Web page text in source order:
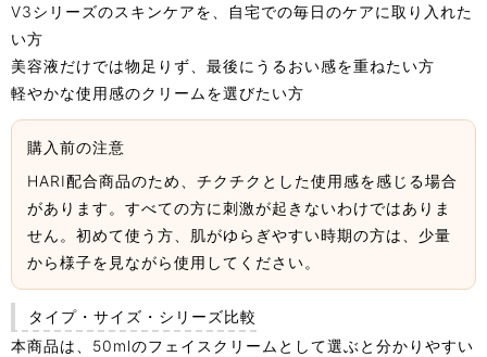
V3シリーズのスキンケアを、自宅での毎日のケアに取り入れた
い方
美容液だけでは物足りず、最後にうるおい感を重ねたい方
軽やかな使用感のクリームを選びたい方
購入前の注意
HARI配合商品のため、チクチクとした使用感を感じる場合
があります。すべての方に刺激が起きないわけではありま
せん。初めて使う方、肌がゆらぎやすい時期の方は、少量
から様子を見ながら使用してください。
タイプ・サイズ・シリーズ比較
本商品は、50mlのフェイスクリームとして選ぶと分かりやすい